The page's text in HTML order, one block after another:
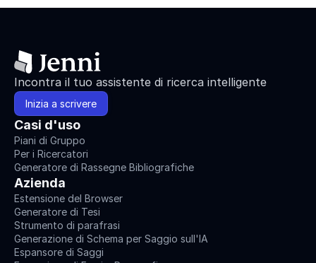
Incontra il tuo assistente di ricerca intelligente
Inizia a scrivere
Casi d'uso
Piani di Gruppo
Per i Ricercatori
Generatore di Rassegne Bibliografiche
Azienda
Estensione del Browser
Generatore di Tesi
Strumento di parafrasi
Generazione di Schema per Saggio sull'IA
Espansore di Saggi